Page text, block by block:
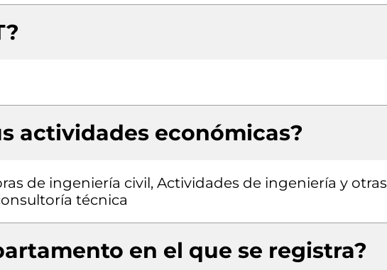
actividades económicas?
de ingeniería civil, Actividades de ingeniería y otras
técnica
en el que se registra?